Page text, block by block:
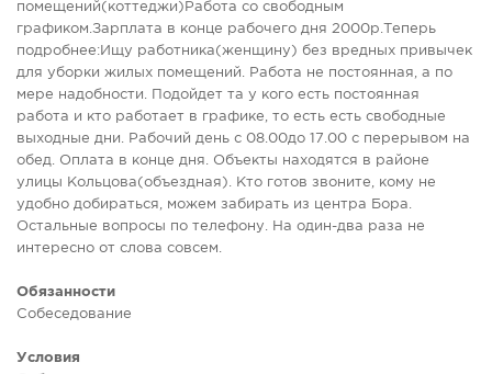
помещений(коттеджи)Работа со свободным
графиком.Зарплата в конце рабочего дня 2000р.Теперь
подробнее:Ищу работника(женщину) без вредных привычек
для уборки жилых помещений. Работа не постоянная, а по
мере надобности. Подойдет та у кого есть постоянная
работа и кто работает в графике, то есть есть свободные
выходные дни. Рабочий день с 08.00до 17.00 с перерывом на
обед. Оплата в конце дня. Объекты находятся в районе
улицы Кольцова(объездная). Кто готов звоните, кому не
удобно добираться, можем забирать из центра Бора.
Остальные вопросы по телефону. На один-два раза не
интересно от слова совсем.
Обязанности
Собеседование
Условия